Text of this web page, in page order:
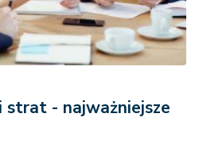
strat - najważniejsze